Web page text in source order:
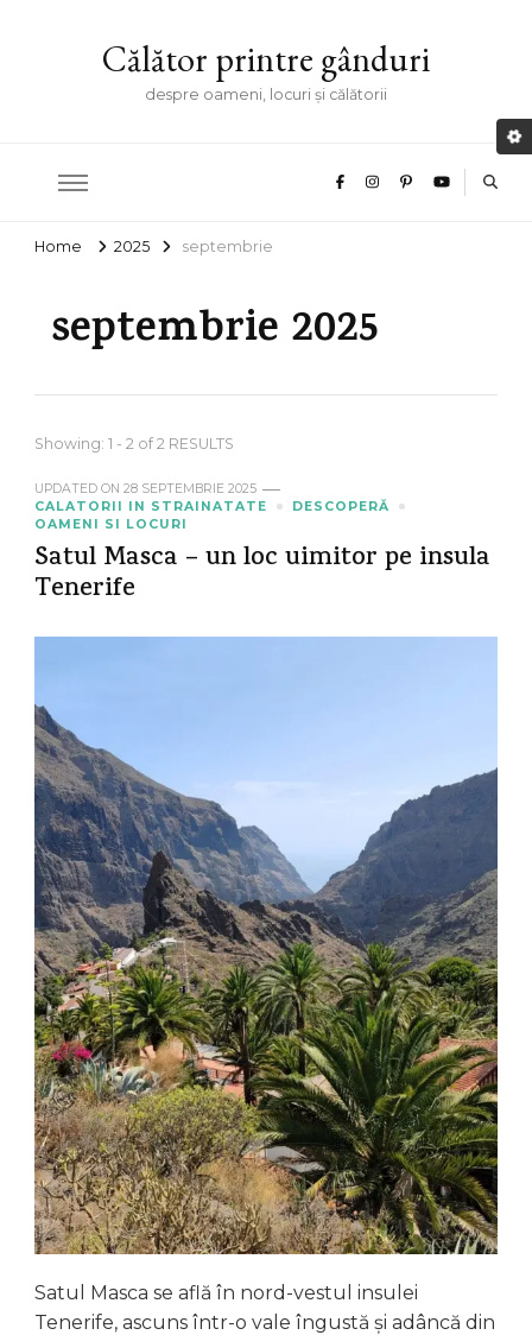
Călător printre gânduri
despre oameni, locuri și călătorii
Home 2025 septembrie
septembrie 2025
Showing: 1 - 2 of 2 RESULTS
UPDATED ON 28 SEPTEMBRIE 2025
CALATORII IN STRAINATATE
DESCOPERĂ
OAMENI SI LOCURI
Satul Masca – un loc uimitor pe insula
Tenerife
Satul Masca se află în nord-vestul insulei
Tenerife, ascuns într-o vale îngustă și adâncă din